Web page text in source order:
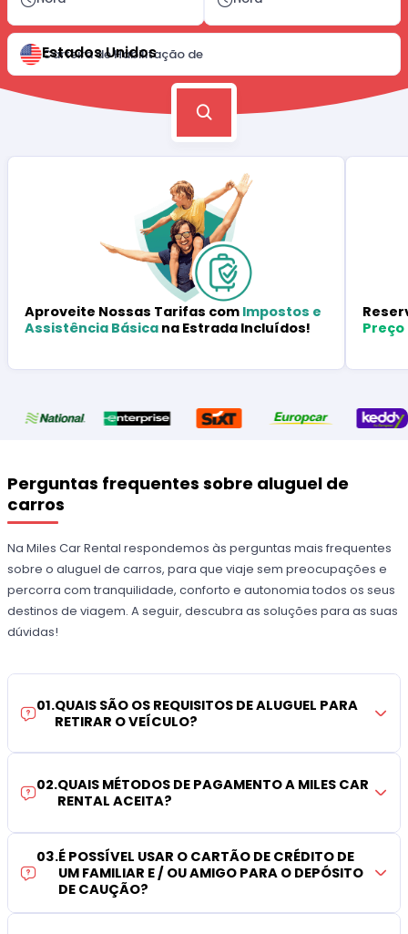
Carteira de Habilitação de
Estados Unidos
Aproveite Nossas Tarifas com Impostos e
Assistência Básica na Estrada Incluídos!
Preço
Perguntas frequentes sobre aluguel de
carros
Na Miles Car Rental respondemos às perguntas mais frequentes
sobre o aluguel de carros, para que viaje sem preocupações e
percorra com tranquilidade, conforto e autonomia todos os seus
destinos de viagem. A seguir, descubra as soluções para as suas
dúvidas!
01.QUAIS SÃO OS REQUISITOS DE ALUGUEL PARA
RETIRAR O VEÍCULO?
02.QUAIS MÉTODOS DE PAGAMENTO A MILES CAR
RENTAL ACEITA?
03.É POSSÍVEL USAR O CARTÃO DE CRÉDITO DE
UM FAMILIAR E / OU AMIGO PARA O DEPÓSITO
DE CAUÇÃO?